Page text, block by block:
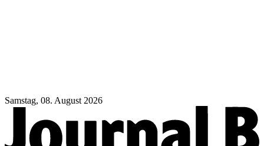
Samstag, 08. August 2026